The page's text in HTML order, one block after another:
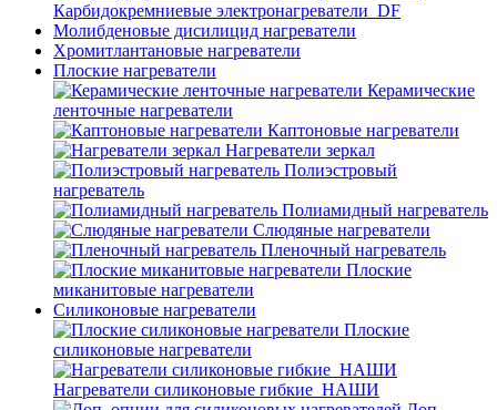
Карбидокремниевые электронагреватели_DF
Молибденовые дисилицид нагреватели
Хромитлантановые нагреватели
Плоские нагреватели
Керамические
ленточные нагреватели
Каптоновые нагреватели
Нагреватели зеркал
Полиэстровый
нагреватель
Полиамидный нагреватель
Слюдяные нагреватели
Пленочный нагреватель
Плоские
миканитовые нагреватели
Силиконовые нагреватели
Плоские
силиконовые нагреватели
Нагреватели силиконовые гибкие_НАШИ